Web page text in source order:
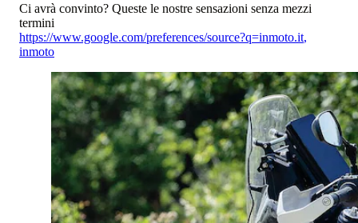
Ci avrà convinto? Queste le nostre sensazioni senza mezzi
termini
https://www.google.com/preferences/source?q=inmoto.it,
inmoto